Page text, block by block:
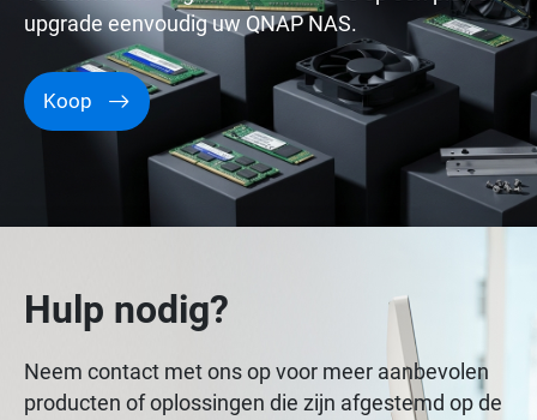
upgrade eenvoudig uw QNAP NAS.
Koop
Hulp nodig?
Neem contact met ons op voor meer aanbevolen
producten of oplossingen die zijn afgestemd op de